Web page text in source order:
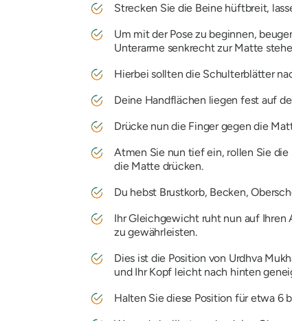
Strecken Sie die Beine hüftbreit,
Um mit der Pose zu beginnen,
Unterarme senkrecht zur Matte
Hierbei sollten die Schulterblätter
Deine Handflächen liegen fest auf
Drücke nun die Finger gegen die
Atmen Sie nun tief ein, rollen Sie
die Matte drücken.
Du hebst Brustkorb, Becken,
Ihr Gleichgewicht ruht nun auf Ihren
zu gewährleisten.
Dies ist die Position von Urdhva
und Ihr Kopf leicht nach hinten
Halten Sie diese Position für etwa 6